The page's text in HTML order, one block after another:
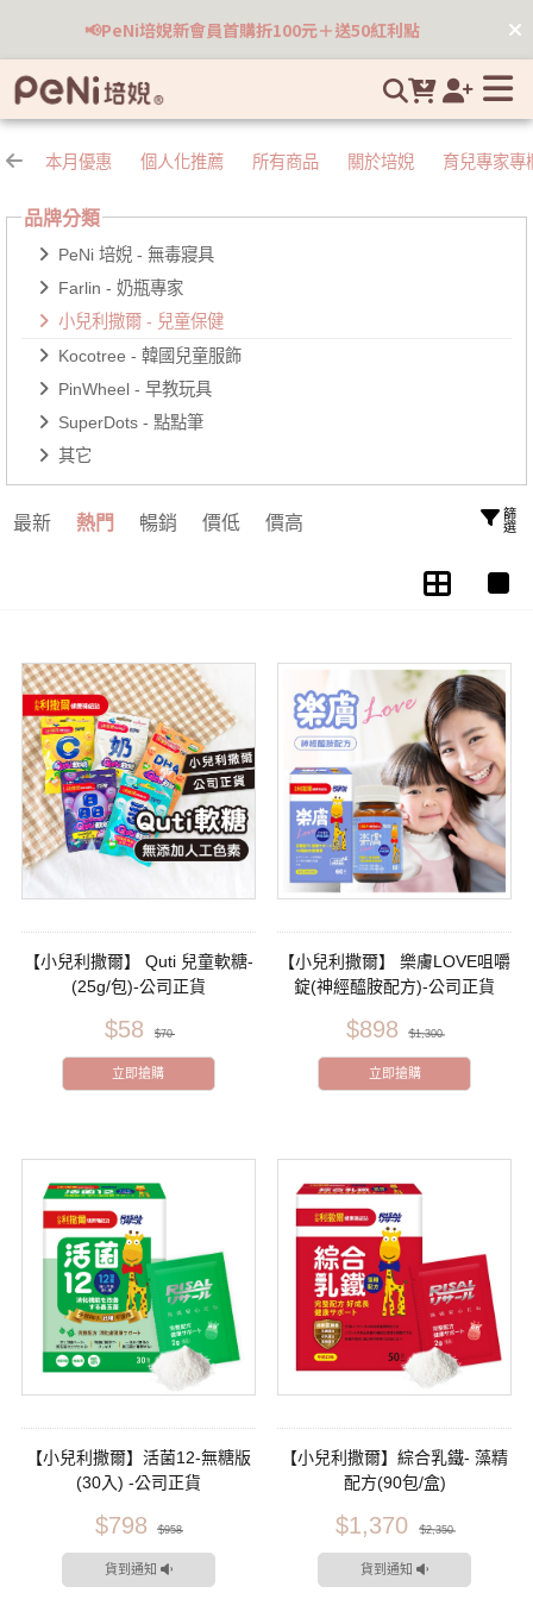
童健康營養補充品 | 培婗高品質母嬰用品專賣
📢PeNi培婗新會員首購折100元＋送50紅利點
本月優惠 個人化推薦 所有商品 關於培婗 育兒專家專
品牌分類
PeNi 培婗 - 無毒寢具
Farlin - 奶瓶專家
小兒利撒爾 - 兒童保健
Kocotree - 韓國兒童服飾
PinWheel - 早教玩具
SuperDots - 點點筆
其它
最新 熱門 暢銷 價低 價高 篩選
【小兒利撒爾】 Quti 兒童軟糖-
(25g/包)-公司正貨
$58 $70
立即搶購
【小兒利撒爾】 樂膚LOVE咀嚼
錠(神經醯胺配方)-公司正貨
$898 $1,300
立即搶購
【小兒利撒爾】活菌12-無糖版
(30入) -公司正貨
$798 $958
貨到通知
【小兒利撒爾】綜合乳鐵- 藻精
配方(90包/盒)
$1,370 $2,350
貨到通知